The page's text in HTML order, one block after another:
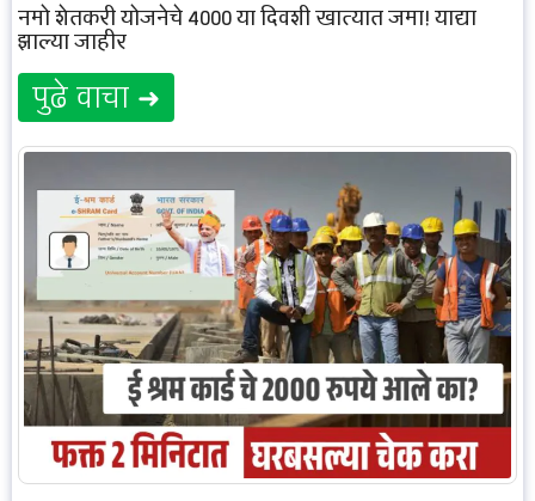
नमो शेतकरी योजनेचे 4000 या दिवशी खात्यात जमा! याद्या
झाल्या जाहीर
पुढे वाचा ➜